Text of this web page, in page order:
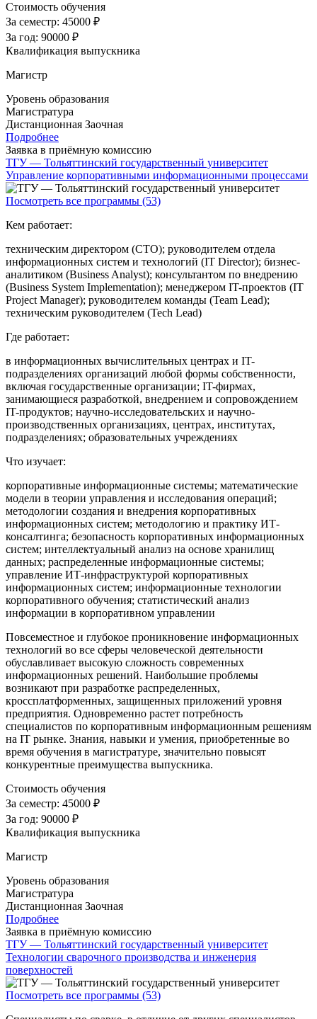
Стоимость обучения
За семестр: 45000 ₽
За год: 90000 ₽
Квалификация выпускника
Магистр
Уровень образования
Магистратура
Дистанционная Заочная
Подробнее
Заявка в приёмную комиссию
ТГУ — Тольяттинский государственный университет
Управление корпоративными информационными процессами
Посмотреть все программы (53)
Кем работает:
техническим директором (CTO); руководителем отдела
информационных систем и технологий (IT Director); бизнес-
аналитиком (Business Analyst); консультантом по внедрению
(Business System Implementation); менеджером IT-проектов (IT
Project Manager); руководителем команды (Team Lead);
техническим руководителем (Tech Lead)
Где работает:
в информационных вычислительных центрах и IT-
подразделениях организаций любой формы собственности,
включая государственные организации; IT-фирмах,
занимающиеся разработкой, внедрением и сопровождением
IT-продуктов; научно-исследовательских и научно-
производственных организациях, центрах, институтах,
подразделениях; образовательных учреждениях
Что изучает:
корпоративные информационные системы; математические
модели в теории управления и исследования операций;
методологии создания и внедрения корпоративных
информационных систем; методологию и практику ИТ-
консалтинга; безопасность корпоративных информационных
систем; интеллектуальный анализ на основе хранилищ
данных; распределенные информационные системы;
управление ИТ-инфраструктурой корпоративных
информационных систем; информационные технологии
корпоративного обучения; статистический анализ
информации в корпоративном управлении
Повсеместное и глубокое проникновение информационных
технологий во все сферы человеческой деятельности
обуславливает высокую сложность современных
информационных решений. Наибольшие проблемы
возникают при разработке распределенных,
кроссплатформенных, защищенных приложений уровня
предприятия. Одновременно растет потребность
специалистов по корпоративным информационным решениям
на IT рынке. Знания, навыки и умения, приобретенные во
время обучения в магистратуре, значительно повысят
конкурентные преимущества выпускника.
Стоимость обучения
За семестр: 45000 ₽
За год: 90000 ₽
Квалификация выпускника
Магистр
Уровень образования
Магистратура
Дистанционная Заочная
Подробнее
Заявка в приёмную комиссию
ТГУ — Тольяттинский государственный университет
Технологии сварочного производства и инженерия
поверхностей
Посмотреть все программы (53)